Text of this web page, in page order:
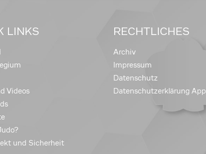
LINKS
Videos
und Sicherheit
RECHTLICHES
Archiv
Impressum
Datenschutz
Datenschutzerklärung App